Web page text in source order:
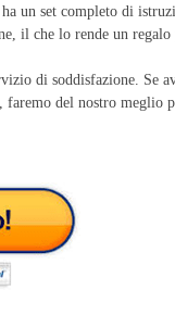
un set completo di
il che lo rende un
di soddisfazione. Se
del nostro meglio